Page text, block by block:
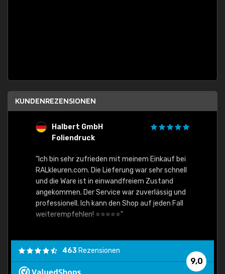
KUNDENREZENSIONEN
Halbert GmbH
Foliendruck
"Ich bin sehr zufrieden mit meinem Einkauf bei
RALkleuren.com. Die Lieferung war sehr schnell
und die Ware ist in einwandfreiem Zustand
angekommen. Der Service war zuverlässig und
professionell. Ich kann den Shop auf jeden Fall
weiterempfehlen! ⭐⭐⭐⭐⭐"
9,0
463 Rezensionen